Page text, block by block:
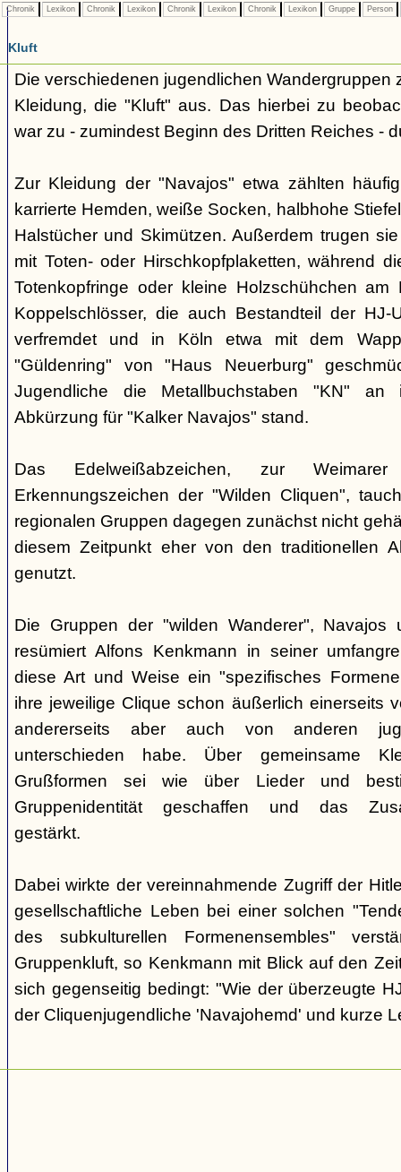
Chronik Lexikon Chronik Lexikon Chronik Lexikon Chronik Lexikon Gruppe Person
Kluft
Die verschiedenen jugendlichen Wandergruppen
Kleidung, die "Kluft" aus. Das hierbei zu
war zu - zumindest Beginn des Dritten Reiches -
Zur Kleidung der "Navajos" etwa zählten
karrierte Hemden, weiße Socken, halbhohe
Halstücher und Skimützen. Außerdem trugen
mit Toten- oder Hirschkopfplaketten, während
Totenkopfringe oder kleine Holzschühchen am
Koppelschlösser, die auch Bestandteil der HJ-
verfremdet und in Köln etwa mit dem
"Güldenring" von "Haus Neuerburg"
Jugendliche die Metallbuchstaben "KN"
Abkürzung für "Kalker Navajos" stand.
Das Edelweißabzeichen, zur
Erkennungszeichen der "Wilden Cliquen",
regionalen Gruppen dagegen zunächst nicht
diesem Zeitpunkt eher von den traditionellen
genutzt.
Die Gruppen der "wilden Wanderer", Navajos
resümiert Alfons Kenkmann in seiner
diese Art und Weise ein "spezifisches
ihre jeweilige Clique schon äußerlich einerseits
andererseits aber auch von anderen
unterschieden habe. Über gemeinsame
Grußformen sei wie über Lieder und
Gruppenidentität geschaffen und das
gestärkt.
Dabei wirkte der vereinnahmende Zugriff der
gesellschaftliche Leben bei einer solchen
des subkulturellen Formenensembles"
Gruppenkluft, so Kenkmann mit Blick auf den
sich gegenseitig bedingt: "Wie der überzeugte
der Cliquenjugendliche 'Navajohemd' und kurze